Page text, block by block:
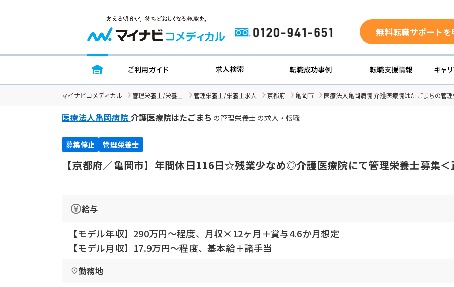
0120-941-651 無料転職サポート
トップページ ご利用ガイド 求人検索 転職成功事例 転職支
マイナビコメディカル 管理栄養士/栄養士 管理栄養士/栄養士求人 京都府 亀岡市 医療法人亀岡病院 介護医療院はたごまちの管
医療法人亀岡病院 介護医療院はたごまち の管理栄養士 の求人・転職
募集停止 管理栄養士
【京都府／亀岡市】年間休日116日☆残業少なめ◎介護医療院にて管理栄養士募集＜
給与
【モデル年収】290万円〜程度、月収×12ヶ月＋賞与4.6か月想定
【モデル月収】17.9万円〜程度、基本給＋諸手当
勤務地